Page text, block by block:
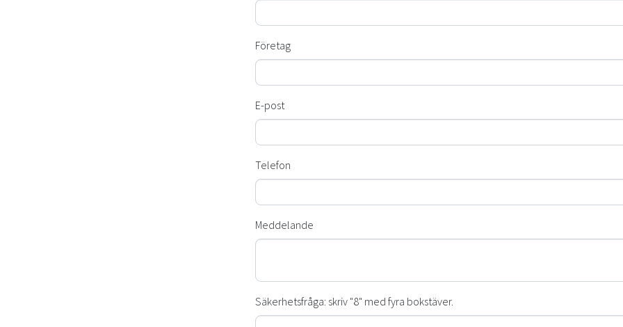
Företag
E-post
Telefon
Meddelande
Säkerhetsfråga: skriv "8" med fyra bokstäver.